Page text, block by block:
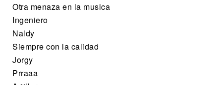
Otra menaza en la musica
Ingeniero
Naldy
Siempre con la calidad
Jorgy
Prraaa